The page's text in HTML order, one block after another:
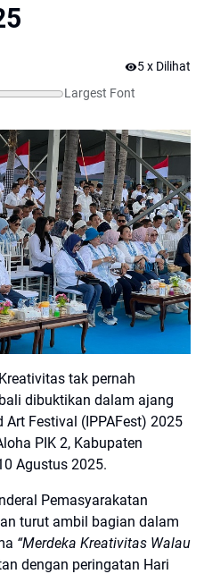
Largest Font
5x Dilihat
tak pernah
dibuktikan dalam ajang
Festival (IPPAFest) 2025
PIK 2, Kabupaten
Agustus 2025.
Pemasyarakatan
turut ambil bagian dalam
“Merdeka Kreativitas Walau
dengan peringatan Hari